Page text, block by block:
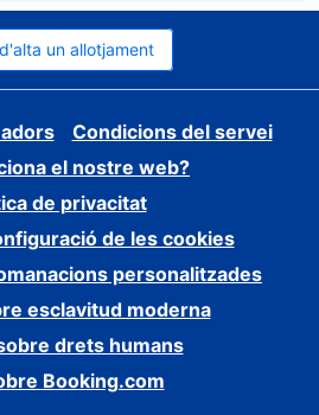
un allotjament
Condicions del servei
el nostre web?
de privacitat
de les cookies
personalitzades
esclavitud moderna
drets humans
Booking.com